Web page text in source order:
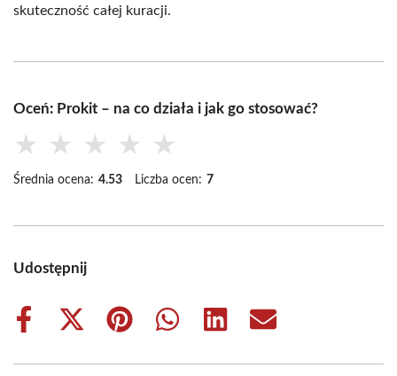
skuteczność całej kuracji.
Oceń: Prokit – na co działa i jak go stosować?
★ ★ ★ ★ ★
Średnia ocena: 4.53 Liczba ocen: 7
Udostępnij
Share
Share
(Twitter)
Share
Share
Share
Share